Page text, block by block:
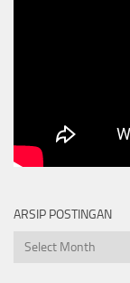
ARSIP POSTINGAN
Arsip